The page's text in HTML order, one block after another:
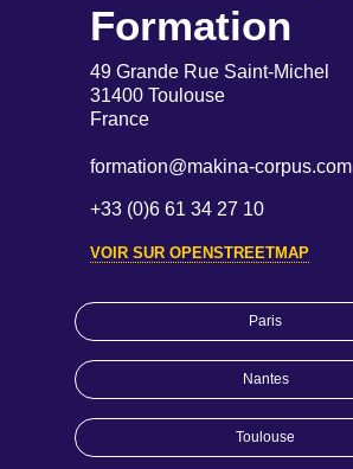
Paris
Nantes
Toulouse
Formation
49 Grande Rue Saint-Michel
31400 Toulouse
France
formation@makina-corpus.com
+33 (0)6 61 34 27 10
VOIR SUR OPENSTREETMAP